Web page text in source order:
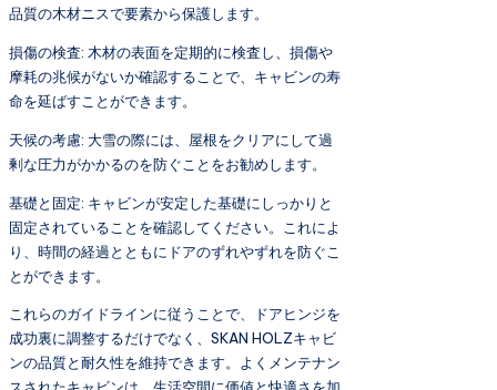
品質の木材ニスで要素から保護します。
損傷の検査: 木材の表面を定期的に検査し、損傷や
摩耗の兆候がないか確認することで、キャビンの寿
命を延ばすことができます。
天候の考慮: 大雪の際には、屋根をクリアにして過
剰な圧力がかかるのを防ぐことをお勧めします。
基礎と固定: キャビンが安定した基礎にしっかりと
固定されていることを確認してください。これによ
り、時間の経過とともにドアのずれやずれを防ぐこ
とができます。
これらのガイドラインに従うことで、ドアヒンジを
成功裏に調整するだけでなく、SKAN HOLZキャビ
ンの品質と耐久性を維持できます。よくメンテナン